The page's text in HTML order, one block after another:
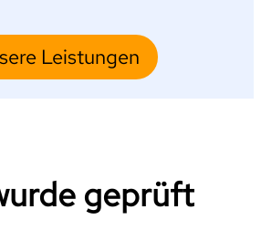
Leistungen
geprüft